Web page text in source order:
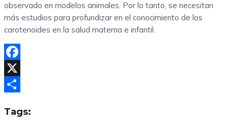
observado en modelos animales. Por lo tanto, se necesitan
más estudios para profundizar en el conocimiento de los
carotenoides en la salud materna e infantil.
Facebook
X
Tags: